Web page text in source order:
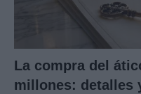
La compra del
millones: detalles